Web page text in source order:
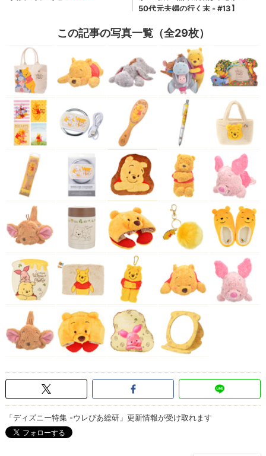
この記事の写真一覧（全29枚）
「ディズニー特集 -ウレぴあ総研」更新情報が受け取れます